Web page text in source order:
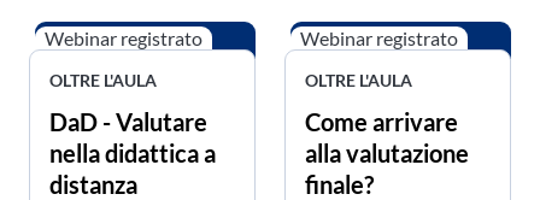
Webinar registrato
OLTRE L'AULA
DaD - Valutare
nella didattica a
distanza
Webinar registrato
OLTRE L'AULA
Come arrivare
alla valutazione
finale?